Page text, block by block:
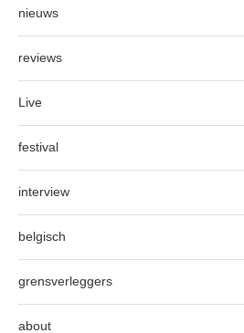
nieuws
reviews
Live
festival
interview
belgisch
grensverleggers
about